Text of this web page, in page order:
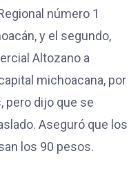
número 1
y el segundo,
Altozano a
michoacana, por
pero dijo que se
Aseguró que los
los 90 pesos.